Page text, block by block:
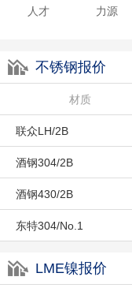
人才 力源
不锈钢报价
材质
东特304/No.1
联众LH/2B
酒钢304/2B
酒钢430/2B
东特304/No.1
联众LH/2B
LME镍报价